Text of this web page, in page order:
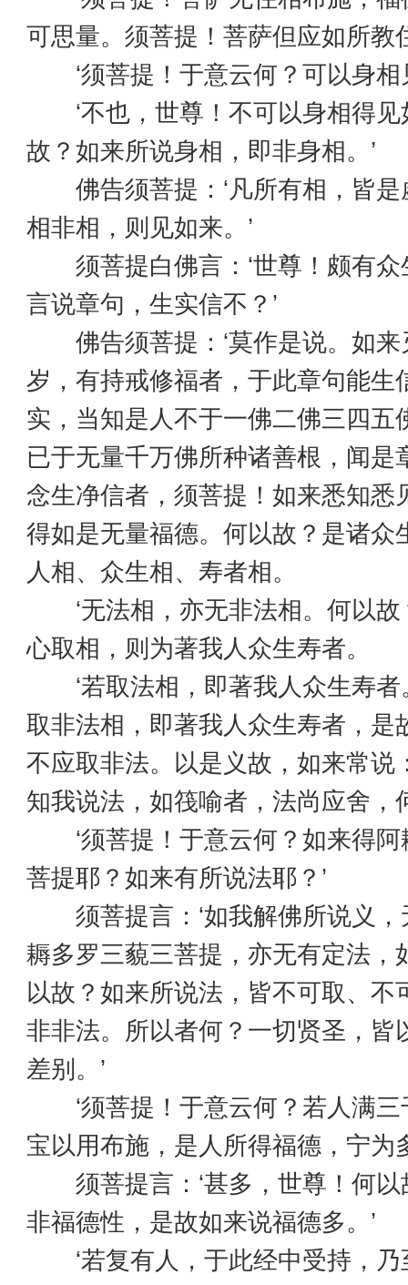
可思量。须菩提！菩萨但应如所教
‘须菩提！于意云何？可以身相
‘不也，世尊！不可以身相得见
故？如来所说身相，即非身相。’
佛告须菩提：‘凡所有相，皆是
相非相，则见如来。’
须菩提白佛言：‘世尊！颇有众
言说章句，生实信不？’
佛告须菩提：‘莫作是说。如来
岁，有持戒修福者，于此章句能生
实，当知是人不于一佛二佛三四五
已于无量千万佛所种诸善根，闻是
念生净信者，须菩提！如来悉知悉
得如是无量福德。何以故？是诸众
人相、众生相、寿者相。
‘无法相，亦无非法相。何以故
心取相，则为著我人众生寿者。
‘若取法相，即著我人众生寿者
取非法相，即著我人众生寿者，是
不应取非法。以是义故，如来常说
知我说法，如筏喻者，法尚应舍，
‘须菩提！于意云何？如来得阿
菩提耶？如来有所说法耶？’
须菩提言：‘如我解佛所说义，
耨多罗三藐三菩提，亦无有定法，
以故？如来所说法，皆不可取、不
非非法。所以者何？一切贤圣，皆
差别。’
‘须菩提！于意云何？若人满三
宝以用布施，是人所得福德，宁为
须菩提言：‘甚多，世尊！何以
非福德性，是故如来说福德多。’
‘若复有人，于此经中受持，乃